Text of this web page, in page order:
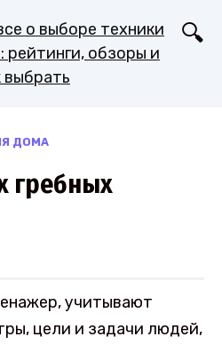
ДОМА
гребных
учитывают
цели и задачи людей,